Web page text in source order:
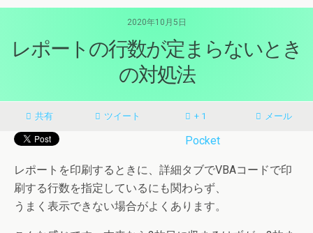
2020年10月5日
レポートの行数が定まらないとき
の対処法
共有 ツイート + 1 メール
Pocket
レポートを印刷するときに、詳細タブでVBAコードで印
刷する行数を指定しているにも関わらず、
うまく表示できない場合がよくあります。